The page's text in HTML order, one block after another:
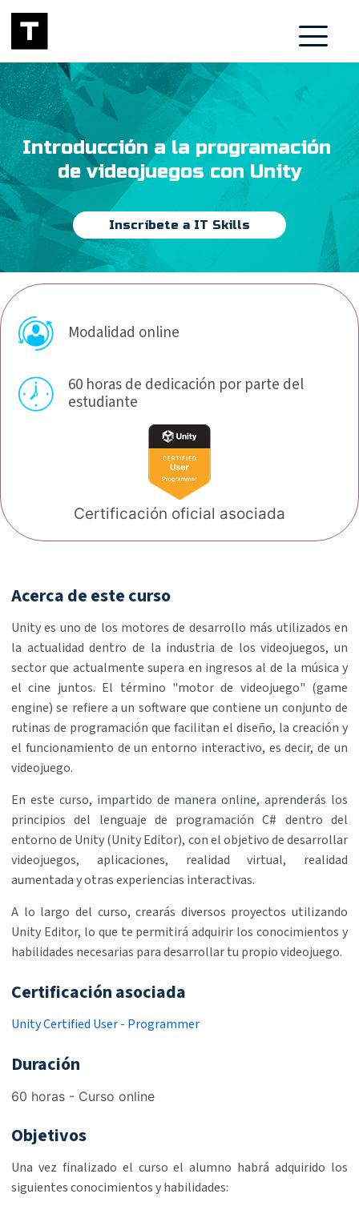
Introducción a la programación
de videojuegos con Unity
Inscríbete a IT Skills
Modalidad online
60 horas de dedicación por parte del
estudiante
Certificación oficial asociada
Acerca de este curso
Unity es uno de los motores de desarrollo más utilizados en
la actualidad dentro de la industria de los videojuegos, un
sector que actualmente supera en ingresos al de la música y
el cine juntos. El término "motor de videojuego" (game
engine) se refiere a un software que contiene un conjunto de
rutinas de programación que facilitan el diseño, la creación y
el funcionamiento de un entorno interactivo, es decir, de un
videojuego.
En este curso, impartido de manera online, aprenderás los
principios del lenguaje de programación C# dentro del
entorno de Unity (Unity Editor), con el objetivo de desarrollar
videojuegos, aplicaciones, realidad virtual, realidad
aumentada y otras experiencias interactivas.
A lo largo del curso, crearás diversos proyectos utilizando
Unity Editor, lo que te permitirá adquirir los conocimientos y
habilidades necesarias para desarrollar tu propio videojuego.
Certificación asociada
Unity Certified User - Programmer
Duración
60 horas - Curso online
Objetivos
Una vez finalizado el curso el alumno habrá adquirido los
siguientes conocimientos y habilidades: